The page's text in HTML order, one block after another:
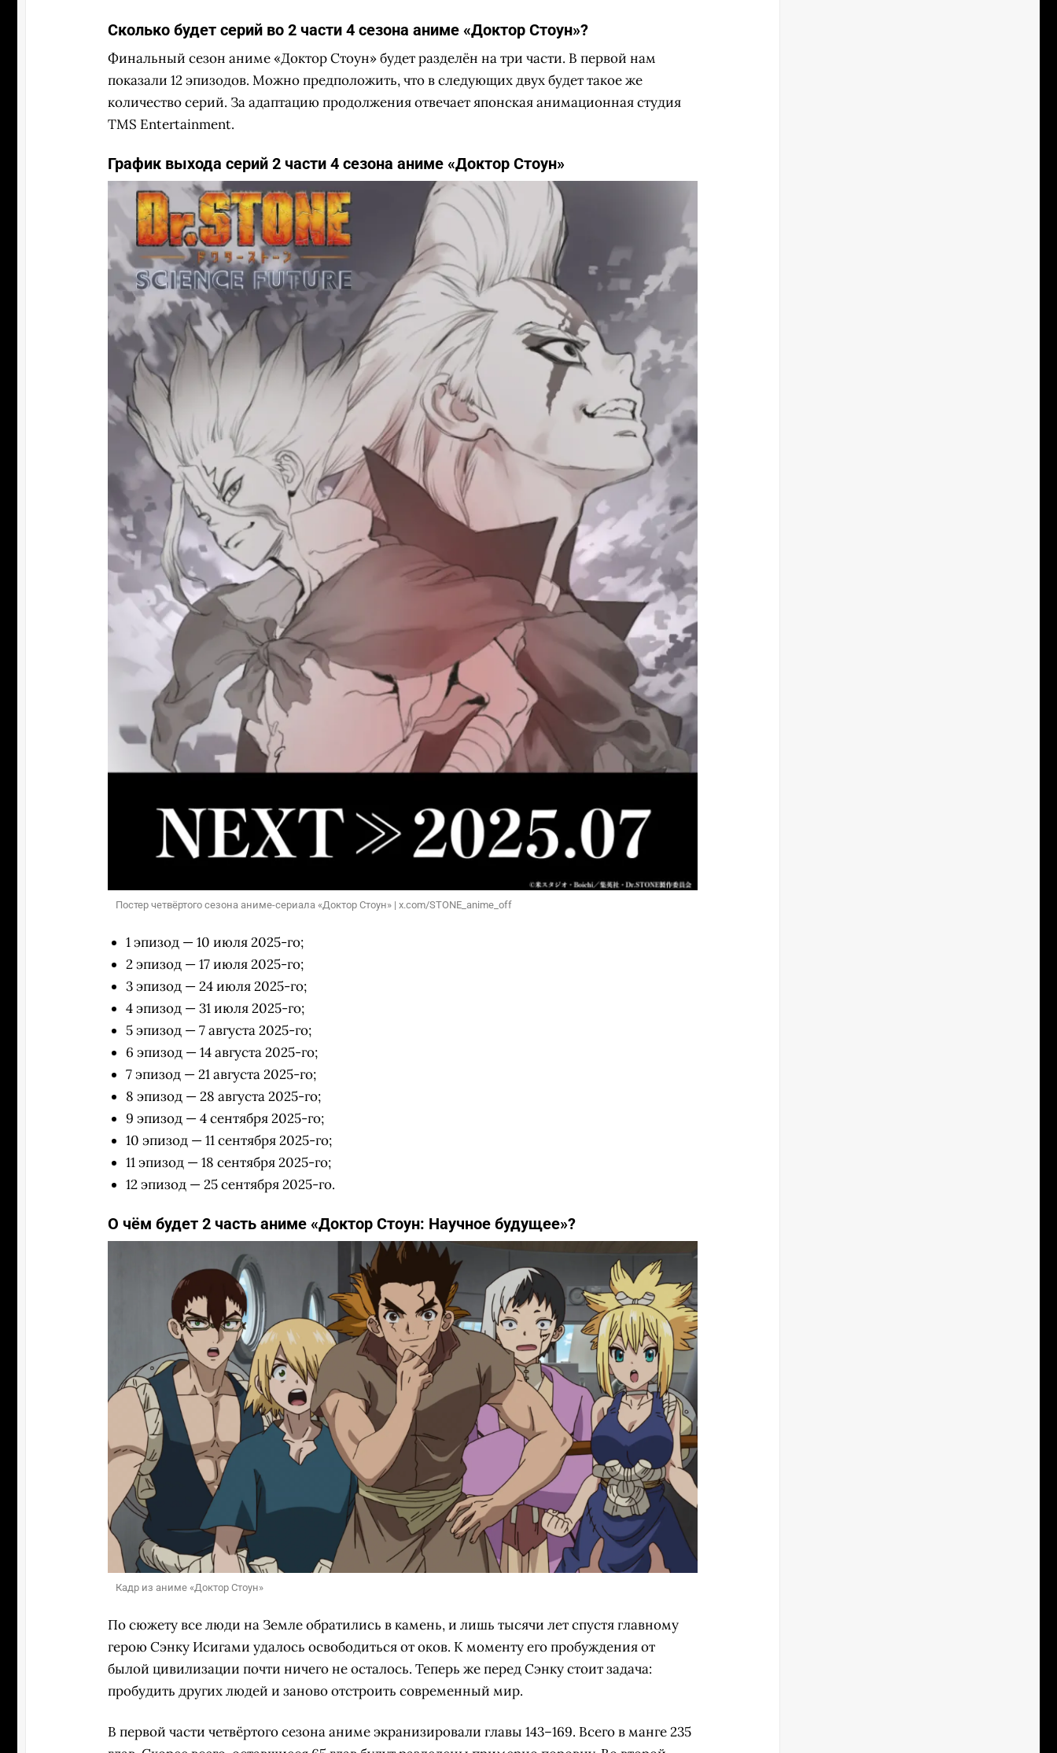
Сколько будет серий во 2 части 4 сезона аниме «Доктор Стоун»?
Финальный сезон аниме «Доктор Стоун» будет разделён на три части. В первой нам
показали 12 эпизодов. Можно предположить, что в следующих двух будет такое же
количество серий. За адаптацию продолжения отвечает японская анимационная студия
TMS Entertainment.
График выхода серий 2 части 4 сезона аниме «Доктор Стоун»
Постер четвёртого сезона аниме-сериала «Доктор Стоун» | x.com/STONE_anime_off
1 эпизод — 10 июля 2025-го;
2 эпизод — 17 июля 2025-го;
3 эпизод — 24 июля 2025-го;
4 эпизод — 31 июля 2025-го;
5 эпизод — 7 августа 2025-го;
6 эпизод — 14 августа 2025-го;
7 эпизод — 21 августа 2025-го;
8 эпизод — 28 августа 2025-го;
9 эпизод — 4 сентября 2025-го;
10 эпизод — 11 сентября 2025-го;
11 эпизод — 18 сентября 2025-го;
12 эпизод — 25 сентября 2025-го.
О чём будет 2 часть аниме «Доктор Стоун: Научное будущее»?
Кадр из аниме «Доктор Стоун»
По сюжету все люди на Земле обратились в камень, и лишь тысячи лет спустя главному
герою Сэнку Исигами удалось освободиться от оков. К моменту его пробуждения от
былой цивилизации почти ничего не осталось. Теперь же перед Сэнку стоит задача:
пробудить других людей и заново отстроить современный мир.
В первой части четвёртого сезона аниме экранизировали главы 143–169. Всего в манге 235